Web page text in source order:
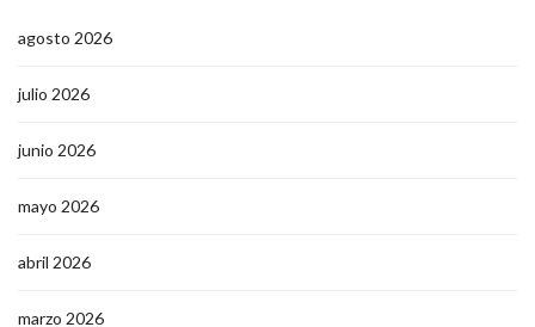
agosto 2026
julio 2026
junio 2026
mayo 2026
abril 2026
marzo 2026